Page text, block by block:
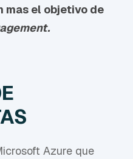
mas el objetivo de
Azure que